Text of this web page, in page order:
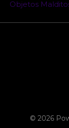
Objetos
© 2026